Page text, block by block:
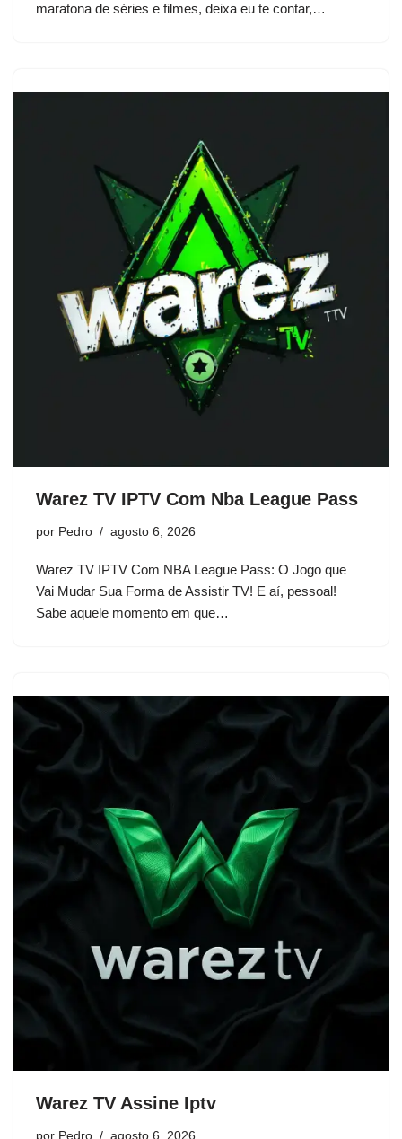
maratona de séries e filmes, deixa eu te contar,…
Warez TV IPTV Com Nba League Pass
por Pedro agosto 6, 2026
Warez TV IPTV Com NBA League Pass: O Jogo que
Vai Mudar Sua Forma de Assistir TV! E aí, pessoal!
Sabe aquele momento em que…
Warez TV Assine Iptv
por Pedro agosto 6, 2026